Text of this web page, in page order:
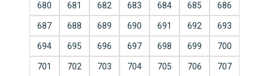
680 681 682 683 684 685 686
687 688 689 690 691 692 693
694 695 696 697 698 699 700
701 702 703 704 705 706 707